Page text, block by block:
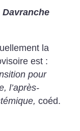
la
est :
pour
l’après-
coéd.